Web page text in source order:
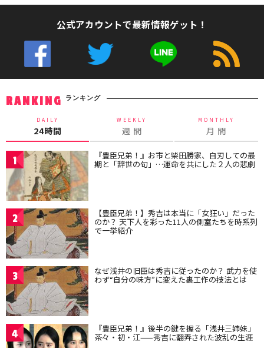
公式アカウントで最新情報ゲット！
RANKING ランキング
DAILY
24時間
WEEKLY
週 間
MONTHLY
月 間
1 『豊臣兄弟！』お市と柴田勝家、自刃しての最
期と「辞世の句」…運命を共にした２人の悲劇
2 【豊臣兄弟！】秀吉は本当に「女狂い」だった
のか？ 天下人を彩った11人の側室たちを時系列
で一挙紹介
3 なぜ浅井の旧臣は秀吉に従ったのか？ 武力を使
わず“自分の味方”に変えた裏工作の技法とは
4 『豊臣兄弟！』後半の鍵を握る「浅井三姉妹」
茶々・初・江——秀吉に翻弄された波乱の生涯